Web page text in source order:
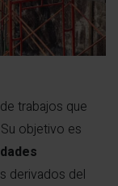
trabajos que
objetivo es
derivados del